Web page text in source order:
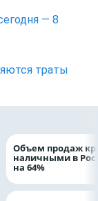
— 8
траты
Объем продаж
наличными в
на 64%